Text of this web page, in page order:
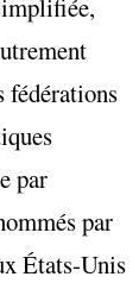
fédérations
par
par
États-Unis